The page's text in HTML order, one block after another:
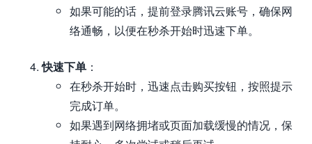
如果可能的话，提前登录腾讯云账号，确保网
络通畅，以便在秒杀开始时迅速下单。
快速下单 ：
在秒杀开始时，迅速点击购买按钮，按照提示
完成订单。
如果遇到网络拥堵或页面加载缓慢的情况，保